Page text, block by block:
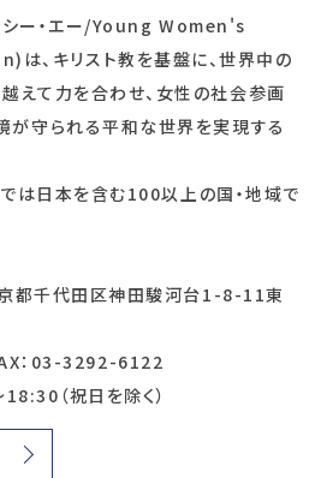
シー・エー/Young Women's
キリスト教を基盤に、世界中の
えて力を合わせ、女性の社会参画
が守られる平和な世界を実現する
は日本を含む100以上の国・地域で
都千代田区神田駿河台1-8-11東
：03-3292-6122
（祝日を除く）